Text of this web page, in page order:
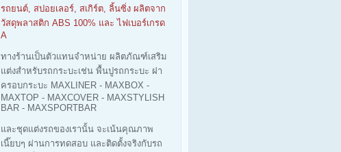
รถยนต์, สปอยเลอร์, สเกิร์ต, ลิ้นซิ่ง ผลิตจาก
วัสดุพลาสติก ABS 100% และ ไฟเบอร์เกรด
A
ทางร้านเป็นตัวแทนจำหน่าย ผลิตภัณฑ์เสริม
แต่งสำหรับรถกระบะเช่น พื้นปูรถกระบะ ฝา
ครอบกระบะ MAXLINER - MAXBOX -
MAXTOP - MAXCOVER - MAXSTYLISH
BAR - MAXSPORTBAR
และชุดแต่งรถของเรานั้น จะเน้นคุณภาพ
เนี๊ยบๆ ผ่านการทดสอบ และติดตั้งจริงกับรถ